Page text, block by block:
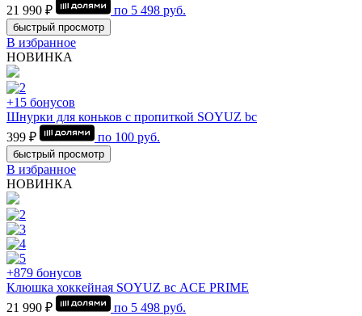
21 990 ₽ по 5 498 руб.
быстрый просмотр
В избранное
НОВИНКА
+15 бонусов
Шнурки для коньков с пропиткой SOYUZ bc
399 ₽
по 100 руб.
быстрый просмотр
В избранное
НОВИНКА
+879 бонусов
Клюшка хоккейная SOYUZ вс ACE PRIME
21 990 ₽
по 5 498 руб.